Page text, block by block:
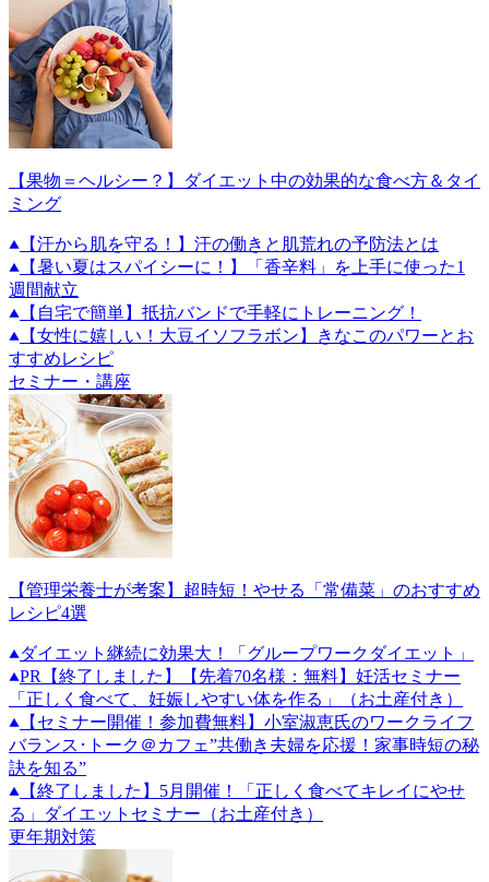
【果物＝ヘルシー？】ダイエット中の効果的な食べ方＆タイ
ミング
【汗から肌を守る！】汗の働きと肌荒れの予防法とは
【暑い夏はスパイシーに！】「香辛料」を上手に使った1
週間献立
【自宅で簡単】抵抗バンドで手軽にトレーニング！
【女性に嬉しい！大豆イソフラボン】きなこのパワーとお
すすめレシピ
セミナー・講座
【管理栄養士が考案】超時短！やせる「常備菜」のおすすめ
レシピ4選
ダイエット継続に効果大！「グループワークダイエット」
PR
【終了しました】【先着70名様：無料】妊活セミナー
「正しく食べて、妊娠しやすい体を作る」（お土産付き）
【セミナー開催！参加費無料】小室淑恵氏のワークライフ
バランス･トーク＠カフェ”共働き夫婦を応援！家事時短の秘
訣を知る”
【終了しました】5月開催！「正しく食べてキレイにやせ
る」ダイエットセミナー（お土産付き）
更年期対策